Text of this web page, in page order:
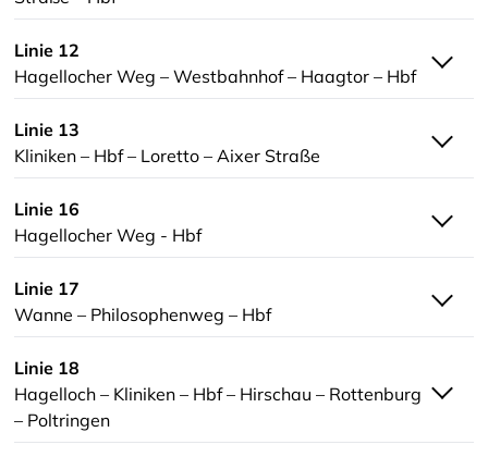
Linie 12
Hagellocher Weg – Westbahnhof – Haagtor – Hbf
Linie 13
Kliniken – Hbf – Loretto – Aixer Straße
Linie 16
Hagellocher Weg - Hbf
Linie 17
Wanne – Philosophenweg – Hbf
Linie 18
Hagelloch – Kliniken – Hbf – Hirschau – Rottenburg
– Poltringen